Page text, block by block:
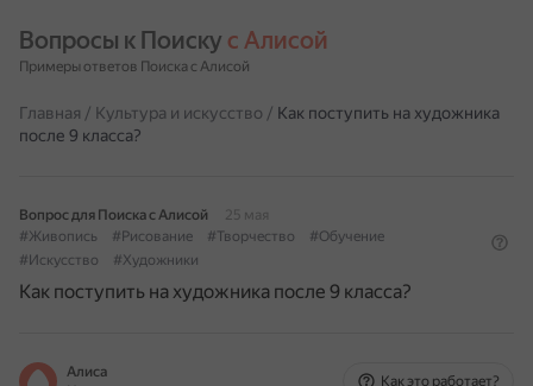
Вопросы к Поиску с Алисой
Примеры ответов Поиска с Алисой
Главная / Культура и искусство / Как поступить на художника
после 9 класса?
Вопрос для Поиска с Алисой
25 мая
#Живопись
#Рисование #Творчество
#Обучение
#Искусство
#Художники
Как поступить на художника после 9 класса?
Алиса
Как это работает?